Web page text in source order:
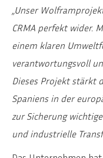
„Unser
CRMA perfekt wider.
einem klaren
verantwortungsvoll
Dieses Projekt stärkt
Spaniens in der
zur Sicherung
und industrielle